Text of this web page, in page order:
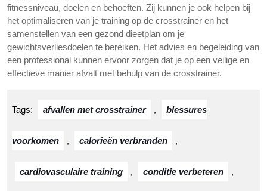
fitnessniveau, doelen en behoeften. Zij kunnen je ook helpen bij
het optimaliseren van je training op de crosstrainer en het
samenstellen van een gezond dieetplan om je
gewichtsverliesdoelen te bereiken. Het advies en begeleiding van
een professional kunnen ervoor zorgen dat je op een veilige en
effectieve manier afvalt met behulp van de crosstrainer.
Tags: afvallen met crosstrainer , blessures
voorkomen , calorieën verbranden ,
cardiovasculaire training , conditie verbeteren ,